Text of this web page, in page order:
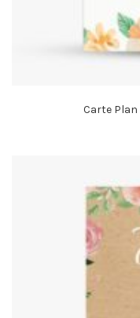
Carte Plan